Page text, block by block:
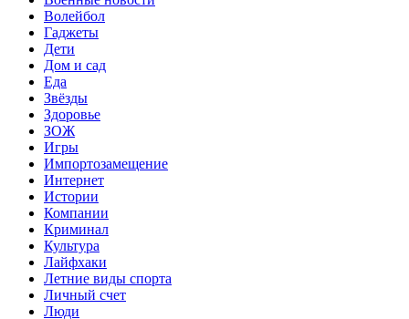
Волейбол
Гаджеты
Дети
Дом и сад
Еда
Звёзды
Здоровье
ЗОЖ
Игры
Импортозамещение
Интернет
Истории
Компании
Криминал
Культура
Лайфхаки
Летние виды спорта
Личный счет
Люди